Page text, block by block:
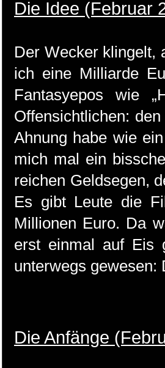
Die Idee (Februar
Der Wecker klingelt,
ich eine Milliarde
Fantasyepos wie
Offensichtlichen:
Ahnung habe wie
mich mal ein
reichen Geldsegen,
Es gibt Leute die
Millionen Euro. Da
erst einmal auf Eis
unterwegs gewesen:
Die Anfänge